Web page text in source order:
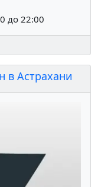
до 22:00
в Астрахани